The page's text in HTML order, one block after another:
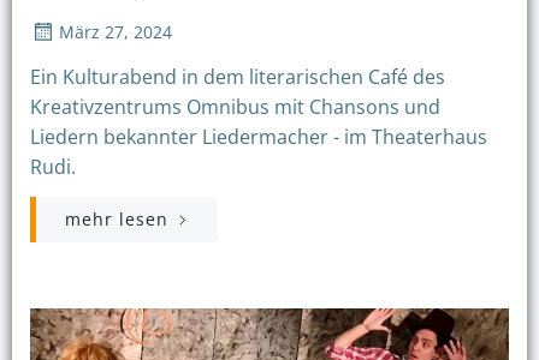
März 27, 2024
Ein Kulturabend in dem literarischen Café des
Kreativzentrums Omnibus mit Chansons und
Liedern bekannter Liedermacher - im Theaterhaus
Rudi.
mehr lesen